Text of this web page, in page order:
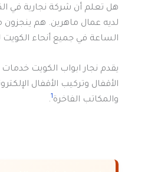
هل تعلم أن شركة نجارية في
لديه عمال ماهرين. هم ينجزون
الساعة في جميع أنحاء الكويت
يقدم نجار ابواب الكويت
الأقفال وتركيب الأقفال
والمكاتب الفاخرة1
.